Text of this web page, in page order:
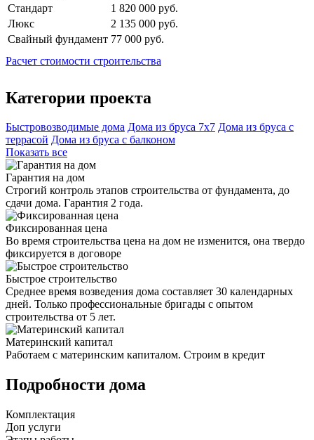
Стандарт
1 820 000 руб.
Люкс
2 135 000 руб.
Свайный фундамент 77 000 руб.
Расчет стоимости строительства
Категории проекта
Быстровозводимые дома Дома из бруса 7х7 Дома из бруса с
террасой Дома из бруса с балконом
Показать все
Гарантия на дом
Строгий контроль этапов строительства от фундамента, до
сдачи дома. Гарантия 2 года.
Фиксированная цена
Во время строительства цена на дом не изменится, она твердо
фиксируется в договоре
Быстрое строительство
Среднее время возведения дома составляет 30 календарных
дней. Только профессиональные бригады с опытом
строительства от 5 лет.
Материнский капитал
Работаем с материнским капиталом. Строим в кредит
Подробности дома
Комплектация
Доп услуги